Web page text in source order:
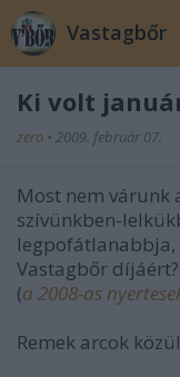
Vastagbőr
Ki volt
zero • 2009. február 07.
Most nem várunk
szívünkben-
Vastagbőr díjáért?
(a 2008-as
Remek arcok